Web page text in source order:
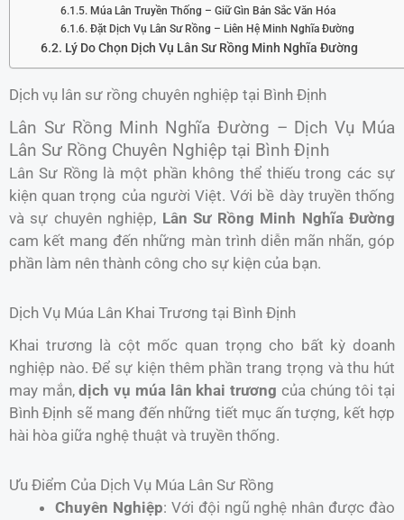
Múa Lân Truyền Thống – Giữ Gìn Bản Sắc Văn Hóa
Đặt Dịch Vụ Lân Sư Rồng – Liên Hệ Minh Nghĩa Đường
Lý Do Chọn Dịch Vụ Lân Sư Rồng Minh Nghĩa Đường
Dịch vụ lân sư rồng chuyên nghiệp tại Bình Định
Lân Sư Rồng Minh Nghĩa Đường – Dịch Vụ Múa
Lân Sư Rồng Chuyên Nghiệp tại Bình Định
Lân Sư Rồng là một phần không thể thiếu trong các sự
kiện quan trọng của người Việt. Với bề dày truyền thống
và sự chuyên nghiệp, Lân Sư Rồng Minh Nghĩa Đường
cam kết mang đến những màn trình diễn mãn nhãn, góp
phần làm nên thành công cho sự kiện của bạn.
Dịch Vụ Múa Lân Khai Trương tại Bình Định
Khai trương là cột mốc quan trọng cho bất kỳ doanh
nghiệp nào. Để sự kiện thêm phần trang trọng và thu hút
may mắn,dịch vụ múa lân khai trương của chúng tôi tại
Bình Định sẽ mang đến những tiết mục ấn tượng, kết hợp
hài hòa giữa nghệ thuật và truyền thống.
Ưu Điểm Của Dịch Vụ Múa Lân Sư Rồng
Chuyên Nghiệp: Với đội ngũ nghệ nhân được đào